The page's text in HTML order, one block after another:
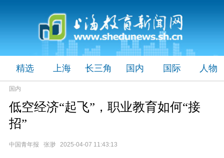
精选 上海 长三角 国内 国际 人物
国内
低空经济“起飞”，职业教育如何“接
招”
中国青年报 张渺 2025-04-07 11:43:13